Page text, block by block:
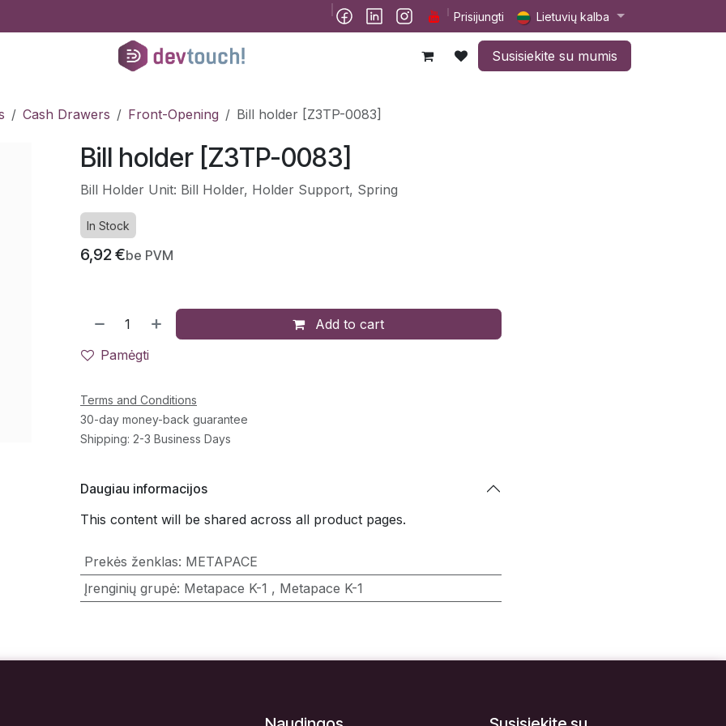
Kursai Help Darbai Susisiekite su mumis
Prisijungti Lietuvių kalba
Susisiekite su mumis
Cash Drawers Front-Opening Bill holder [Z3TP-0083]
Bill holder [Z3TP-0083]
Bill Holder Unit: Bill Holder, Holder Support, Spring
In Stock
6,92€be PVM
Add to cart
Pamėgti
Terms and Conditions
30-day money-back guarantee
Shipping: 2-3 Business Days
Daugiau informacijos
This content will be shared across all product pages.
Prekės ženklas: METAPACE
Įrenginių grupė: Metapace K-1 , Metapace K-1